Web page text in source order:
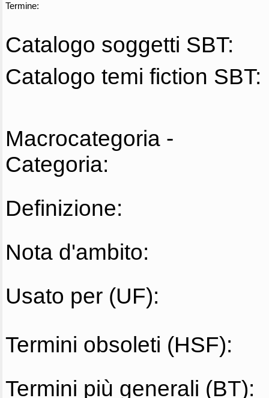
Termine:
Catalogo soggetti SBT:
Catalogo temi fiction SBT:
Macrocategoria -
Categoria:
Definizione:
Nota d'ambito:
Usato per (UF):
Termini obsoleti (HSF):
Termini più generali (BT):